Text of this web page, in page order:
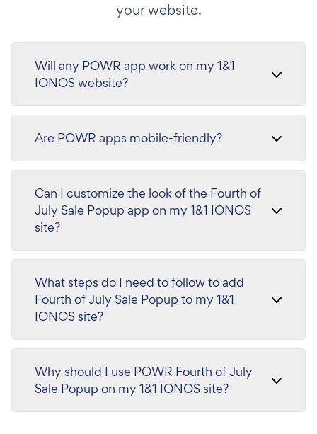
your website.
Will any POWR app work on my 1&1
IONOS website?
Are POWR apps mobile-friendly?
Can I customize the look of the Fourth of
July Sale Popup app on my 1&1 IONOS
site?
What steps do I need to follow to add
Fourth of July Sale Popup to my 1&1
IONOS site?
Why should I use POWR Fourth of July
Sale Popup on my 1&1 IONOS site?